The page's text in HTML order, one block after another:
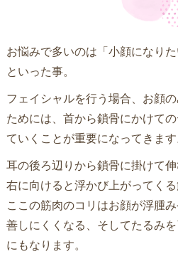
お悩みで多いのは「小顔になり
といった事。
フェイシャルを行う場合、お顔
ためには、首から鎖骨にかけて
ていくことが重要になってきます
耳の後ろ辺りから鎖骨に掛けて
右に向けると浮かび上がってくる
ここの筋肉のコリはお顔が浮腫
善しにくくなる、そしてたるみ
にもなります。